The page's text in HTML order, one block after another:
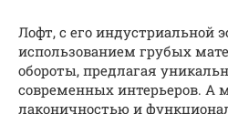
Лофт, с его индустриальной
использованием грубых
обороты, предлагая
современных интерьеров. А
лаконичностью и